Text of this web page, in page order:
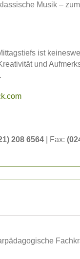
Musik –
ist
und
208 6564 | Fax: